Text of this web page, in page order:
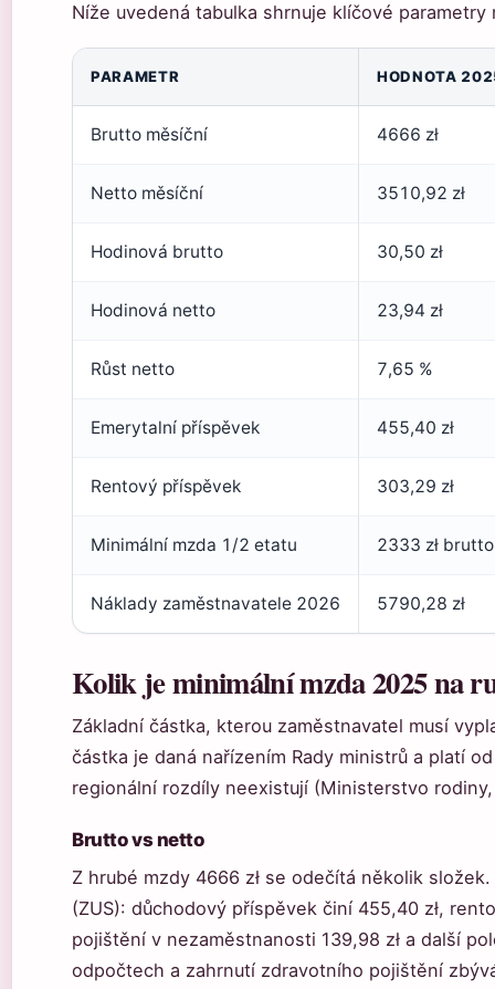
Níže uvedená tabulka shrnuje klíčové
PARAMETR HODNOTA
Brutto měsíční 4666 zł
Netto měsíční 3510,92 zł
Hodinová brutto 30,50 zł
Hodinová netto 23,94 zł
Růst netto 7,65 %
Emerytalní příspěvek 455,40 zł
Rentový příspěvek 303,29 zł
Minimální mzda 1/2 etatu 2333 zł brutto
Náklady zaměstnavatele 2026 5790,28 zł
Kolik je minimální mzda 2025 na
Základní částka, kterou zaměstnavatel musí
částka je daná nařízením Rady ministrů a platí
regionální rozdíly neexistují (Ministerstvo
Brutto vs netto
Z hrubé mzdy 4666 zł se odečítá několik
(ZUS): důchodový příspěvek činí 455,40 zł,
pojištění v nezaměstnanosti 139,98 zł a další
odpočtech a zahrnutí zdravotního pojištění